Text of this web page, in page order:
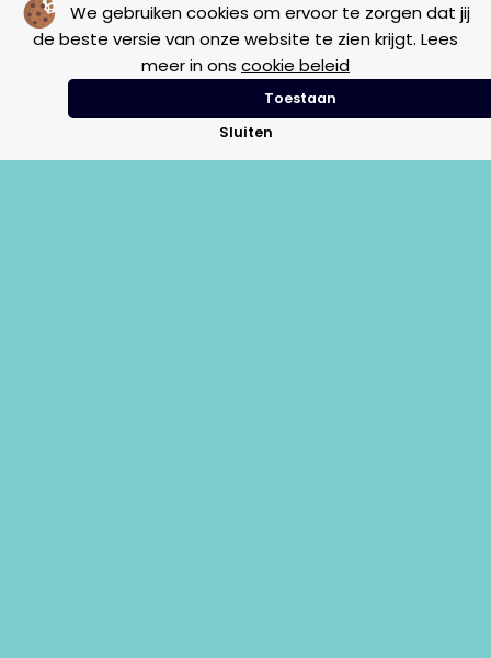
We gebruiken cookies om ervoor te zorgen dat jij
de beste versie van onze website te zien krijgt. Lees
meer in ons cookie beleid
Toestaan
Sluiten